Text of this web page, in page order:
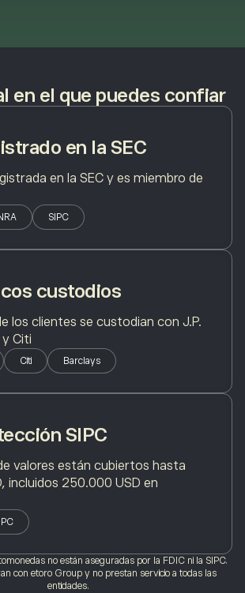
en el que puedes confiar
en la SEC
en la SEC y es miembro de
SIPC
custodios
los clientes se custodian con J.P.
y Citi
Citi Barclays
SIPC
valores están cubiertos hasta
incluidos 250.000 USD en
no están aseguradas por la FDIC ni la SIPC.
con etoro Group y no prestan servicio a todas las
entidades.